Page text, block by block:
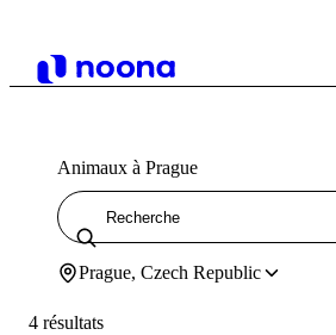
Animaux à Prague
Prague, Czech Republic
4 résultats